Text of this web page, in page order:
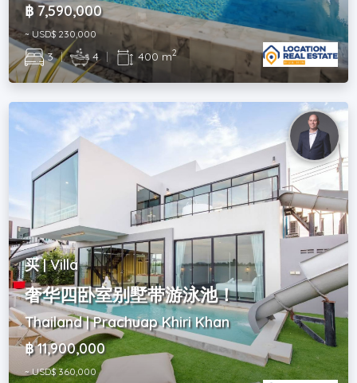
฿ 7,590,000
~ USD$ 230,000
3 | 4 | 400 m2
买 | Villa
奢华四卧室别墅带游泳池！
Thailand | Prachuap Khiri Khan
฿ 11,900,000
~ USD$ 360,000